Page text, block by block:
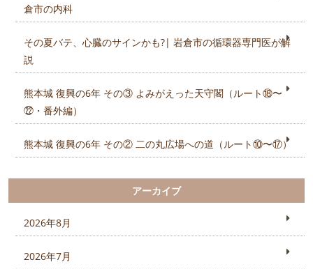
倉市の内科
その夏バテ、心臓のサインかも?| 岩倉市の循環器専門医が解
説
熊本城 復興の6年 その③ よみがえった天守閣（ルート⑱〜
㉒・番外編）
熊本城 復興の6年 その② 二の丸広場への道（ルート⑩〜⑰）
アーカイブ
2026年8月
2026年7月